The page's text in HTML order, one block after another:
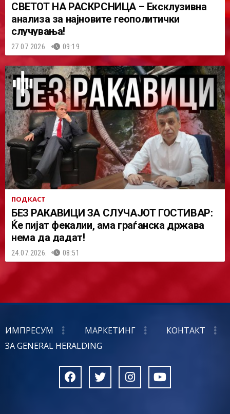
СВЕТОТ НА РАСКРСНИЦА – Ексклузивна
анализа за најновите геополитички
случувања!
27.07.2026. 09:19
ПОДКАСТ
БЕЗ РАКАВИЦИ ЗА СЛУЧАЈОТ ГОСТИВАР:
Ќе пијат фекалии, ама граѓанска држава
нема да дадат!
24.07.2026. 08:51
ИМПРЕСУМ МАРКЕТИНГ
КОНТАКТ
ЗА GENERAL HERALDING